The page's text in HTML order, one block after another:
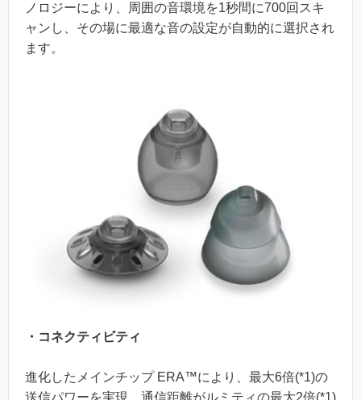
ノロジーにより、周囲の音環境を1秒間に700回スキ
ャンし、その場に最適な音の設定が自動的に選択され
ます。
・コネクティビティ
進化したメインチップ ERA™により、最大6倍(*1)の